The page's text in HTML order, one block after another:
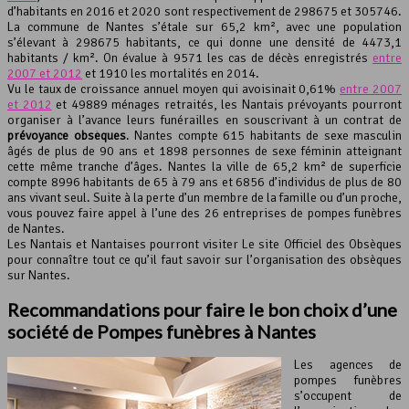
Leaflet, ©OpenStreetMapcontributeurs
d’habitants en 2016 et 2020 sont respectivement de 298675 et 305746.
La commune de Nantes s’étale sur 65,2 km², avec une population
s’élevant à 298675 habitants, ce qui donne une densité de 4473,1
habitants / km². On évalue à 9571 les cas de décès enregistrés entre
2007 et 2012 et 1910 les mortalités en 2014.
Vu le taux de croissance annuel moyen qui avoisinait 0,61% entre 2007
et 2012 et 49889 ménages retraités, les Nantais prévoyants pourront
organiser à l’avance leurs funérailles en souscrivant à un contrat de
prévoyance obsèques. Nantes compte 615 habitants de sexe masculin
âgés de plus de 90 ans et 1898 personnes de sexe féminin atteignant
cette même tranche d’âges. Nantes la ville de 65,2 km² de superficie
compte 8996 habitants de 65 à 79 ans et 6856 d’individus de plus de 80
ans vivant seul. Suite à la perte d’un membre de la famille ou d’un proche,
vous pouvez faire appel à l’une des 26 entreprises de pompes funèbres
de Nantes.
Les Nantais et Nantaises pourront visiter Le site Officiel des Obsèques
pour connaître tout ce qu’il faut savoir sur l’organisation des obsèques
sur Nantes.
Recommandations pour faire le bon choix d’une
société de Pompes funèbres à Nantes
Les agences de
pompes funèbres
s’occupent de